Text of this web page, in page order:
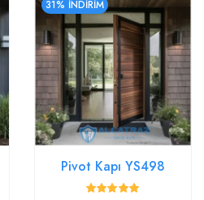
31% İNDİRİM
Pivot Kapı YS498